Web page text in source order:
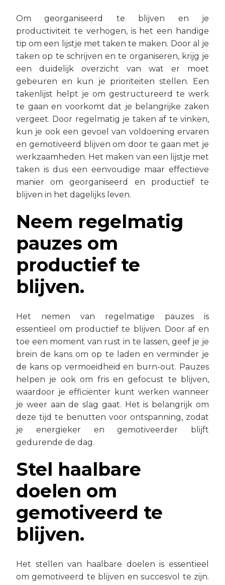
Om georganiseerd te blijven en je
productiviteit te verhogen, is het een handige
tip om een lijstje met taken te maken. Door al je
taken op te schrijven en te organiseren, krijg je
een duidelijk overzicht van wat er moet
gebeuren en kun je prioriteiten stellen. Een
takenlijst helpt je om gestructureerd te werk
te gaan en voorkomt dat je belangrijke zaken
vergeet. Door regelmatig je taken af te vinken,
kun je ook een gevoel van voldoening ervaren
en gemotiveerd blijven om door te gaan met je
werkzaamheden. Het maken van een lijstje met
taken is dus een eenvoudige maar effectieve
manier om georganiseerd en productief te
blijven in het dagelijks leven.
Neem regelmatig
pauzes om
productief te
blijven.
Het nemen van regelmatige pauzes is
essentieel om productief te blijven. Door af en
toe een moment van rust in te lassen, geef je je
brein de kans om op te laden en verminder je
de kans op vermoeidheid en burn-out. Pauzes
helpen je ook om fris en gefocust te blijven,
waardoor je efficiënter kunt werken wanneer
je weer aan de slag gaat. Het is belangrijk om
deze tijd te benutten voor ontspanning, zodat
je energieker en gemotiveerder blijft
gedurende de dag.
Stel haalbare
doelen om
gemotiveerd te
blijven.
Het stellen van haalbare doelen is essentieel
om gemotiveerd te blijven en succesvol te zijn.